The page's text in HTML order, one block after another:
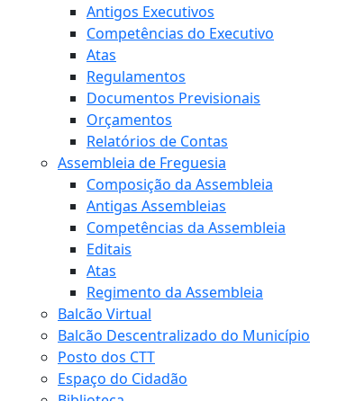
Antigos Executivos
Competências do Executivo
Atas
Regulamentos
Documentos Previsionais
Orçamentos
Relatórios de Contas
Assembleia de Freguesia
Composição da Assembleia
Antigas Assembleias
Competências da Assembleia
Editais
Atas
Regimento da Assembleia
Balcão Virtual
Balcão Descentralizado do Município
Posto dos CTT
Espaço do Cidadão